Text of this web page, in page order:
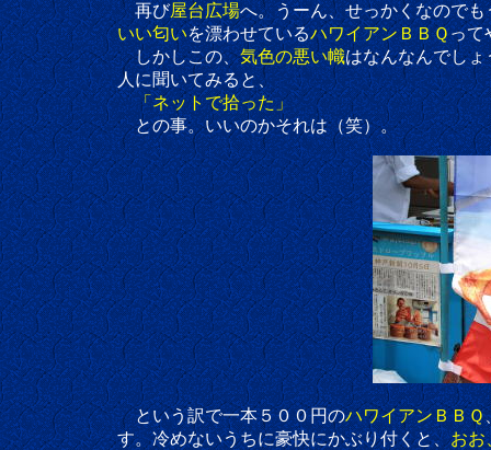
再び屋台広場へ。うーん、せっかくなので
いい匂いを漂わせているハワイアンＢＢＱって
しかしこの、気色の悪い幟はなんなんでしょ
人に聞いてみると、
「ネットで拾った」
との事。いいのかそれは（笑）。
という訳で一本５００円のハワイアンＢＢＱ
す。冷めないうちに豪快にかぶり付くと、おお